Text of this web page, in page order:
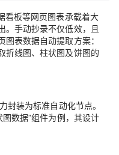
看板等网页图表承载着大
。手动抄录不仅低效，且
表数据自动提取方案：
折线图、柱状图及饼图的
封装为标准自动化节点。
数据”组件为例，其设计